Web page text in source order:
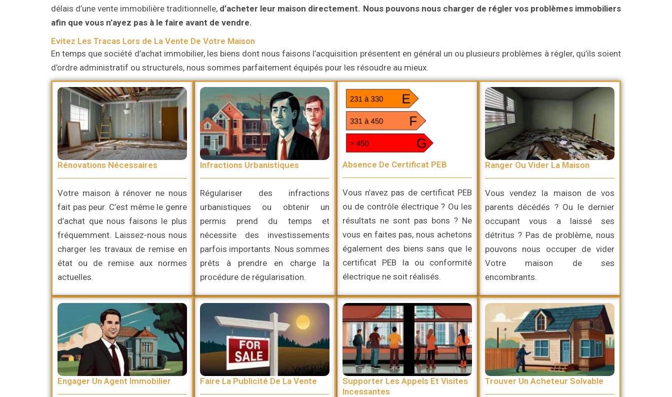
délais d’une vente immobilière traditionnelle, d’acheter leur maison directement. Nous pouvons nous charger de régler vos problèmes immobiliers
afin que vous n’ayez pas à le faire avant de vendre.
Evitez Les Tracas Lors de La Vente De Votre Maison
En temps que société d’achat immobilier, les biens dont nous faisons l’acquisition présentent en général un ou plusieurs problèmes à régler, qu’ils soient
d’ordre administratif ou structurels, nous sommes parfaitement équipés pour les résoudre au mieux.
Absence De Certificat PEB
Vous n’avez pas de certificat PEB
ou de contrôle électrique ? Ou les
résultats ne sont pas bons ? Ne
vous en faites pas, nous achetons
également des biens sans que le
certificat PEB la ou conformité
électrique ne soit réalisés.
Ranger Ou Vider La Maison
Vous vendez la maison de vos
parents décédés ? Ou le dernier
occupant vous a laissé ses
détritus ? Pas de problème, nous
pouvons nous occuper de vider
Votre maison de ses
encombrants.
Infractions Urbanistiques
Régulariser des infractions
urbanistiques ou obtenir un
permis prend du temps et
nécessite des investissements
parfois importants. Nous sommes
prêts à prendre en charge la
procédure de régularisation.
Rénovations Nécessaires
Votre maison à rénover ne nous
fait pas peur. C’est même le genre
d’achat que nous faisons le plus
fréquemment. Laissez-nous nous
charger les travaux de remise en
état ou de remise aux normes
actuelles.
Supporter Les Appels Et Visites
Incessantes
Trouver Un Acheteur Solvable
Faire La Publicité De La Vente
Engager Un Agent Immobilier